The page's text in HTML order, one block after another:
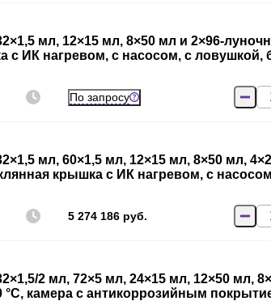
мл, 12×15 мл, 8×50 мл и 2×96-
с ИК нагревом, c насосом, с ловушкой,
По запросу
мл, 60×1,5 мл, 12×15 мл, 8×50 мл,
крышка с ИК нагревом, c
5 274 186 руб.
2 мл, 72×5 мл, 24×15 мл, 12×50 мл,
камера с антикоррозийным